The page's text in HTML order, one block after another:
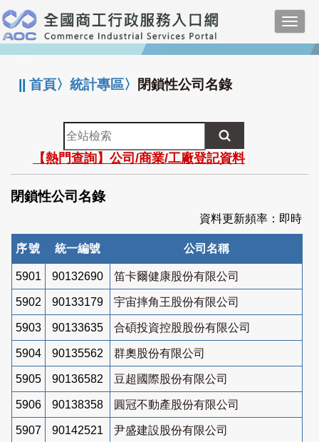
跳
到
主
要
:::
||首頁〉統計專區〉 閉鎖性公司名錄
全
站
檢
索
【熱門查詢】公司/商業/工廠登記資料
閉鎖性公司名錄
資料更新頻率：即時
序號 統一編號 公司名稱
5901 90132690 笛卡爾健康股份有限公司
5902 90133179 宇宙摔角王股份有限公司
5903 90133635 合碩投資控股股份有限公司
5904 90135562 群奧股份有限公司
5905 90136582 豆超國際股份有限公司
5906 90138358 圓冠不動產股份有限公司
5907 90142521 尹盛建設股份有限公司